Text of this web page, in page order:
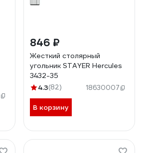
846 ₽
Жесткий столярный
угольник STAYER Hercules
3432-35
4.3(82) 18630007
В корзину